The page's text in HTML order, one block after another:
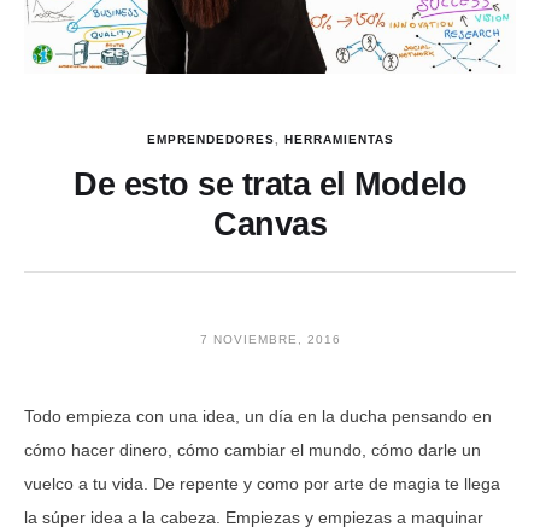
EMPRENDEDORES, HERRAMIENTAS
De esto se trata el Modelo
Canvas
7 NOVIEMBRE, 2016
Todo empieza con una idea, un día en la ducha pensando en
cómo hacer dinero, cómo cambiar el mundo, cómo darle un
vuelco a tu vida. De repente y como por arte de magia te llega
la súper idea a la cabeza. Empiezas y empiezas a maquinar